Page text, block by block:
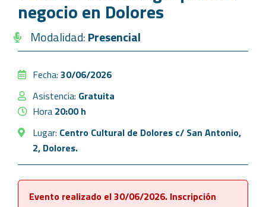
negocio en Dolores
Modalidad:Presencial
Fecha: 30/06/2026
Asistencia: Gratuita
Hora 20:00 h
Lugar: Centro Cultural de Dolores c/ San Antonio,
2, Dolores.
Evento realizado el 30/06/2026. Inscripción